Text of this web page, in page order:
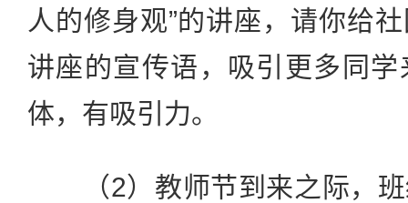
人的修身观”的讲座，请你给
讲座的宣传语，吸引更多同
体，有吸引力。
（2）教师节到来之际，班